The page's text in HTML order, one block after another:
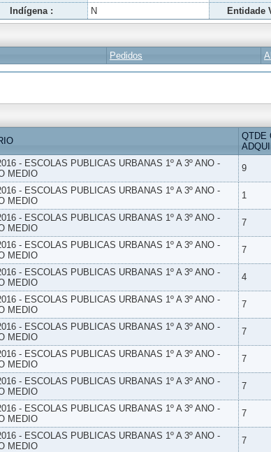
Indígena : N Entidade
Pedidos
QTDE
- ESCOLAS PUBLICAS URBANAS 1º A 3º ANO -
MEDIO
9
- ESCOLAS PUBLICAS URBANAS 1º A 3º ANO -
MEDIO
1
- ESCOLAS PUBLICAS URBANAS 1º A 3º ANO -
MEDIO
7
- ESCOLAS PUBLICAS URBANAS 1º A 3º ANO -
MEDIO
7
- ESCOLAS PUBLICAS URBANAS 1º A 3º ANO -
MEDIO
4
- ESCOLAS PUBLICAS URBANAS 1º A 3º ANO -
MEDIO
7
- ESCOLAS PUBLICAS URBANAS 1º A 3º ANO -
MEDIO
7
- ESCOLAS PUBLICAS URBANAS 1º A 3º ANO -
MEDIO
7
- ESCOLAS PUBLICAS URBANAS 1º A 3º ANO -
MEDIO
7
- ESCOLAS PUBLICAS URBANAS 1º A 3º ANO -
MEDIO
7
- ESCOLAS PUBLICAS URBANAS 1º A 3º ANO -
MEDIO
7